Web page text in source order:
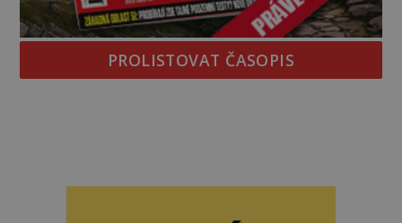
PROLISTOVAT ČASOPIS